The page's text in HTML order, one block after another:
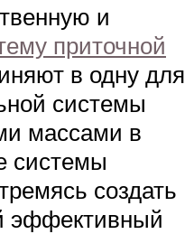
и
приточной
в одну для
системы
массами в
системы
создать
эффективный